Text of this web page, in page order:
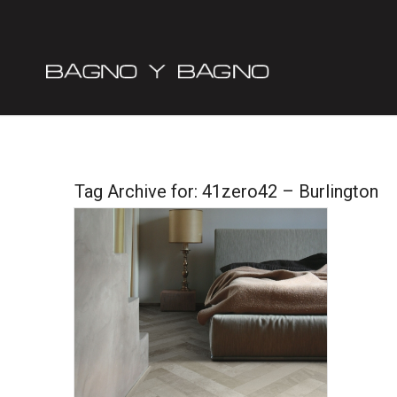
Tag Archive for: 41zero42 – Burlington